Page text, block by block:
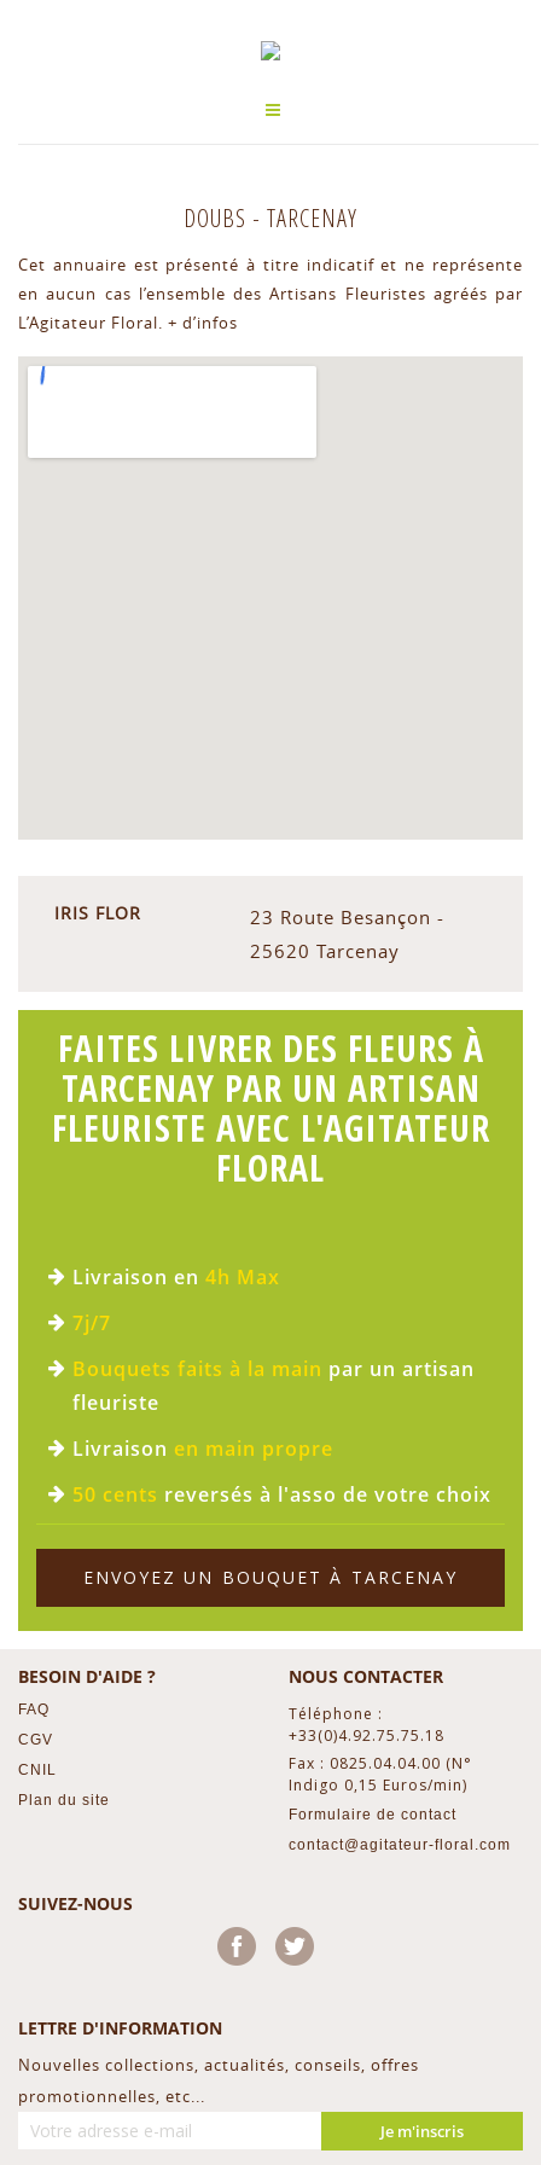
DOUBS - TARCENAY
Cet annuaire est présenté à titre indicatif et ne représente
en aucun cas l’ensemble des Artisans Fleuristes agréés par
L’Agitateur Floral. + d’infos
IRIS FLOR
23 Route Besançon -
25620 Tarcenay
FAITES LIVRER DES FLEURS À
TARCENAY PAR UN ARTISAN
FLEURISTE AVEC L'AGITATEUR
FLORAL
Livraison en 4h Max
7j/7
Bouquets faits à la main par un artisan
fleuriste
Livraison en main propre
50 cents reversés à l'asso de votre choix
ENVOYEZ UN BOUQUET À TARCENAY
BESOIN D'AIDE ?
FAQ
CGV
CNIL
Plan du site
NOUS CONTACTER
Téléphone :
+33(0)4.92.75.75.18
Fax : 0825.04.04.00 (N°
Indigo 0,15 Euros/min)
Formulaire de contact
contact@agitateur-floral.com
SUIVEZ-NOUS
Facebook
LETTRE D'INFORMATION
Nouvelles collections, actualités, conseils, offres
promotionnelles, etc...
Je m'inscris